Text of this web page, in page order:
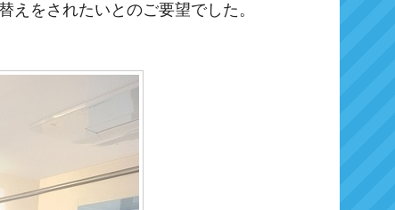
をされたいとのご要望でした。